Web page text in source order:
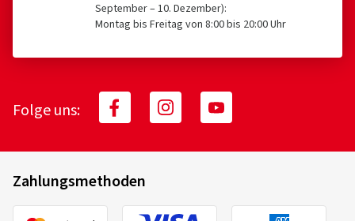
September – 10. Dezember):
Montag bis Freitag von 8:00 bis 20:00 Uhr
Folge uns:
Zahlungsmethoden